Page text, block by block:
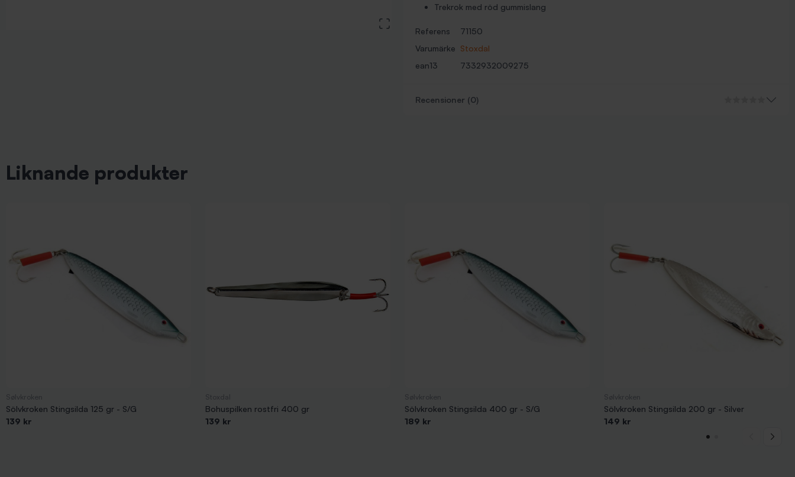
Trekrok med röd gummislang
Referens
71150
Varumärke Stoxdal
ean13
7332932009275
Recensioner (0)
Liknande produkter
Sölvkroken Stingsilda 125 gr - S/G
139 kr
Bohuspilken rostfri 400 gr
139 kr
Sölvkroken Stingsilda 400 gr - S/G
189 kr
Sölvkroken Stingsilda 200 gr - Silver
149 kr